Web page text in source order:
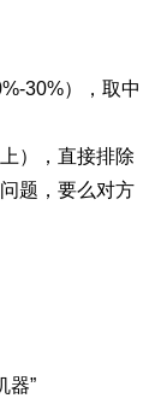
30%），取中
），直接排除
题，要么对方
器”